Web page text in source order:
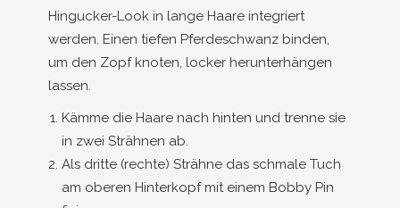
Hingucker-Look in lange Haare integriert
werden. Einen tiefen Pferdeschwanz binden,
um den Zopf knoten, locker herunterhängen
lassen.
Kämme die Haare nach hinten und trenne sie
in zwei Strähnen ab.
Als dritte (rechte) Strähne das schmale Tuch
am oberen Hinterkopf mit einem Bobby Pin